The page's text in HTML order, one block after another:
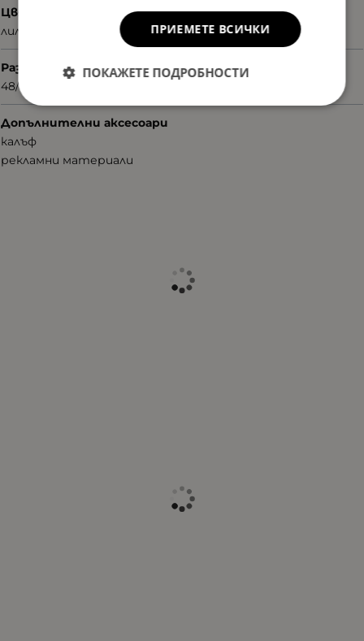
Цвят
лилав
Размер
48/16/130
Допълнителни аксесоари
калъф
рекламни материали
ПРИЕМЕТЕ ВСИЧКИ
ПОКАЖЕТЕ ПОДРОБНОСТИ